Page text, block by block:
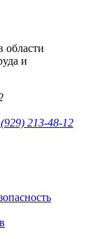
области
и
213-48-12